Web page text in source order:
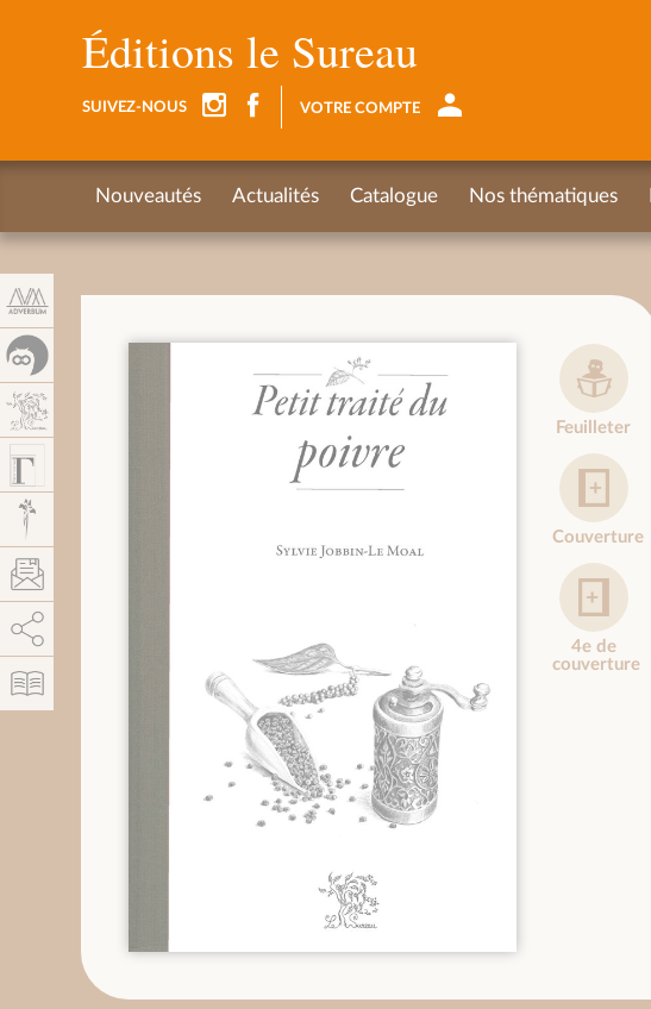
Feuilleter
Couverture
4e de
couverture
Éditions le Sureau
SUIVEZ-NOUS VOTRE COMPTE
Nouveautés Actualités Catalogue Nos thématiques